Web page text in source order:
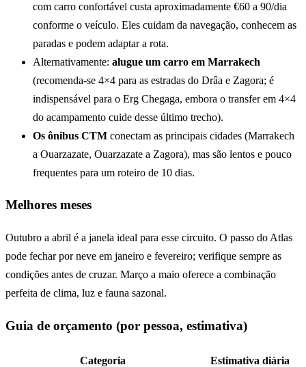
com carro confortável custa aproximadamente €60 a 90/dia
conforme o veículo. Eles cuidam da navegação, conhecem as
paradas e podem adaptar a rota.
Alternativamente: alugue um carro em Marrakech
(recomenda-se 4×4 para as estradas do Drâa e Zagora; é
indispensável para o Erg Chegaga, embora o transfer em 4×4
do acampamento cuide desse último trecho).
Os ônibus CTM conectam as principais cidades (Marrakech
a Ouarzazate, Ouarzazate a Zagora), mas são lentos e pouco
frequentes para um roteiro de 10 dias.
Melhores meses
Outubro a abril é a janela ideal para esse circuito. O passo do Atlas
pode fechar por neve em janeiro e fevereiro; verifique sempre as
condições antes de cruzar. Março a maio oferece a combinação
perfeita de clima, luz e fauna sazonal.
Guia de orçamento (por pessoa, estimativa)
Categoria
Estimativa diária